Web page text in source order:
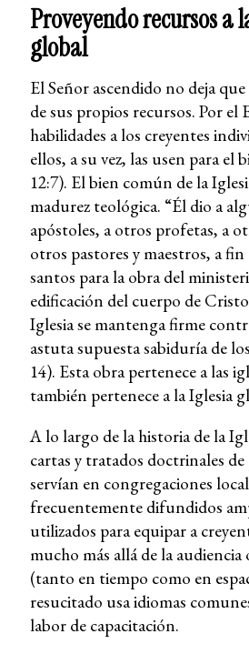
Proveyendo recursos a
global
El Señor ascendido no deja
de sus propios recursos. Por el
habilidades a los creyentes
ellos, a su vez, las usen para el
12:7). El bien común de la
madurez teológica. “Él dio a
apóstoles, a otros profetas, a
otros pastores y maestros, a fin
santos para la obra del
edificación del cuerpo de
Iglesia se mantenga firme
astuta supuesta sabiduría de
14). Esta obra pertenece a las
también pertenece a la Iglesia
A lo largo de la historia de la
cartas y tratados doctrinales
servían en congregaciones
frecuentemente difundidos
utilizados para equipar a
mucho más allá de la
(tanto en tiempo como en
resucitado usa idiomas
labor de capacitación.